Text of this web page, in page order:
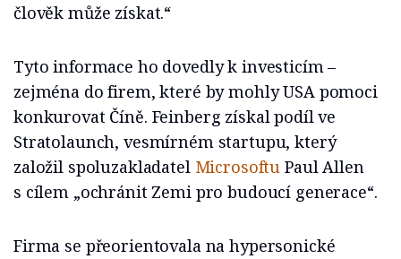
člověk může získat.“
Tyto informace ho dovedly k investicím –
zejména do firem, které by mohly USA pomoci
konkurovat Číně. Feinberg získal podíl ve
Stratolaunch, vesmírném startupu, který
založil spoluzakladatel Microsoftu Paul Allen
s cílem „ochránit Zemi pro budoucí generace“.
Firma se přeorientovala na hypersonické